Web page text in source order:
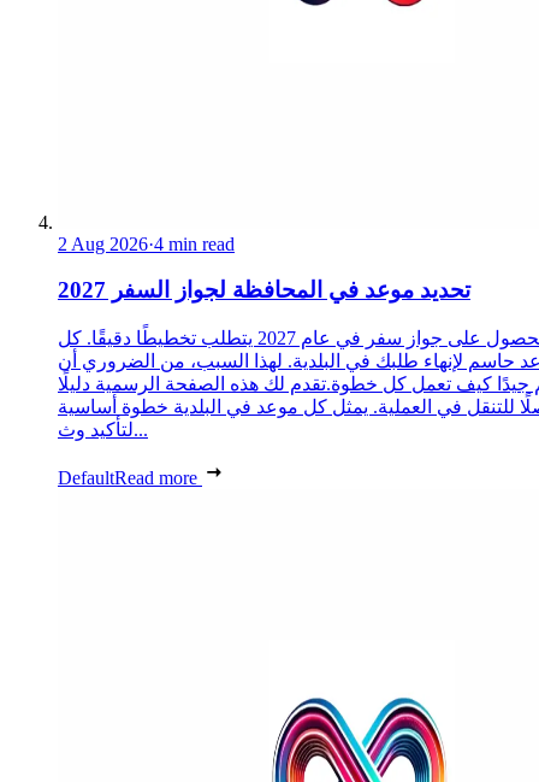
2 Aug 2026·4 min read
تحديد موعد في المحافظة لجواز السفر 2027
الحصول على جواز سفر في عام 2027 يتطلب تخطيطًا دقيقًا. كل
حاسم لإنهاء طلبك في البلدية. لهذا السبب، من الضروري أن
جيدًا كيف تعمل كل خطوة.تقدم لك هذه الصفحة الرسمية دليلًا
للتنقل في العملية. يمثل كل موعد في البلدية خطوة أساسية
لتأكيد وث...
DefaultRead more